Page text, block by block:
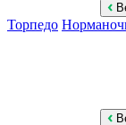
Торпедо